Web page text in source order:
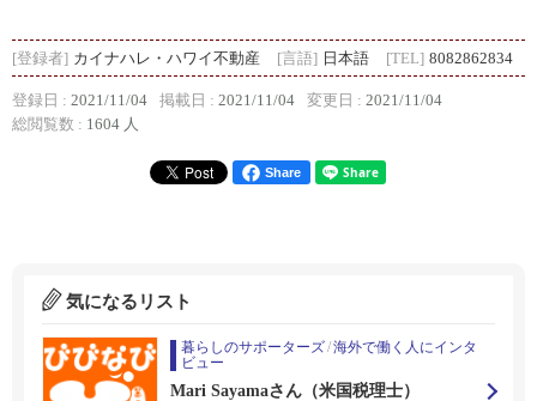
[登録者] カイナハレ・ハワイ不動産 [言語] 日本語 [TEL] 8082862834
登録日 : 2021/11/04 掲載日 : 2021/11/04 変更日 : 2021/11/04
総閲覧数 : 1604 人
Share
気になるリスト
暮らしのサポーターズ/海外で働く人にインタ
ビュー
Mari Sayamaさん（米国税理士）